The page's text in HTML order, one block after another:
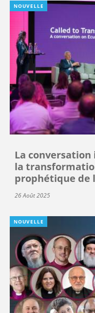
NOUVELLE
La
la
prophétique de
26 Août 2025
NOUVELLE